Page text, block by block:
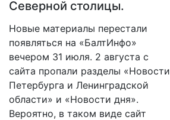
Северной столицы.
Новые материалы перестали
появляться на «БалтИнфо»
вечером 31 июля. 2 августа с
сайта пропали разделы «Новости
Петербурга и Ленинградской
области» и «Новости дня».
Вероятно, в таком виде сайт